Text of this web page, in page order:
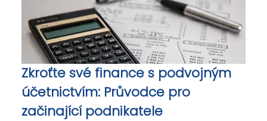
Zkroťte své finance s podvojným
účetnictvím: Průvodce pro
začinající podnikatele